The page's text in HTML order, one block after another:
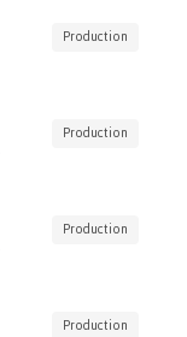
Production
Production
Production
Production